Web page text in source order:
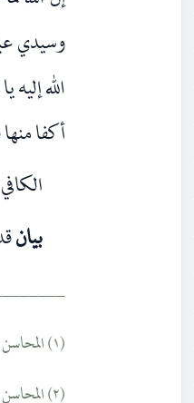
وسيدي
الله
أكفا
بيان
(١) المحاسن : ٥٠٥.